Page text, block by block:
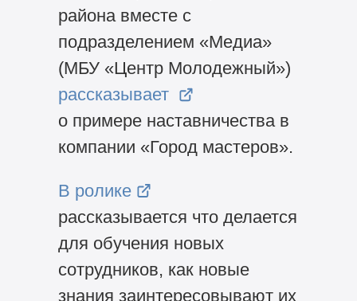
района вместе с
подразделением «Медиа»
(МБУ «Центр Молодежный»)
рассказывает
о примере наставничества в
компании «Город мастеров».
В ролике
рассказывается что делается
для обучения новых
сотрудников, как новые
знания заинтересовывают их